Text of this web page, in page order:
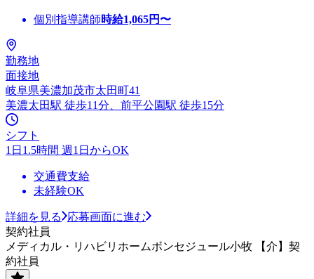
個別指導講師時給1,065円〜
勤務地
面接地
岐阜県美濃加茂市太田町41
美濃太田駅 徒歩11分、前平公園駅 徒歩15分
シフト
1日1.5時間 週1日からOK
交通費支給
未経験OK
詳細を見る
応募画面に進む
契約社員
メディカル・リハビリホームボンセジュール小牧 【介】契
約社員